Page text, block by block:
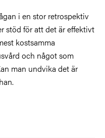
i en stor retrospektiv
stöd för att det är effektivt
kostsamma
och något som
man undvika det är